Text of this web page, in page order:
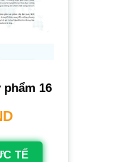
phẩm 16
TẾ